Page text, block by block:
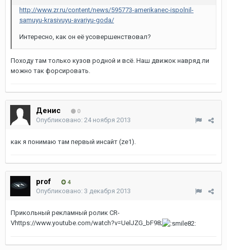
http://www.zr.ru/content/news/595773-amerikanec-ispolnil-
samuyu-krasivuyu-avariyu-goda/
Интересно, как он её усовершенствовал?
Походу там только кузов родной и всё. Наш движок навряд ли
можно так форсировать.
Денис 0
Опубликовано: 24 ноября 2013
как я понимаю там первый инсайт (ze1).
prof 4
Опубликовано: 3 декабря 2013
Прикольный рекламный ролик CR-
Vhttps://www.youtube.com/watch?v=UelJZG_bF98;